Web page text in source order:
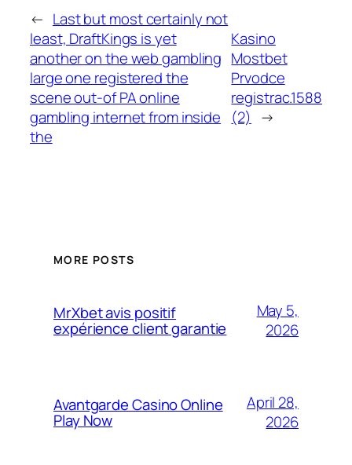
← Last but most certainly not
least, DraftKings is yet
another on the web gambling
large one registered the
scene out-of PA online
gambling internet from inside
the
Kasino
Mostbet
Prvodce
registrac.1588
(2) →
MORE POSTS
MrXbet avis positif
expérience client garantie
May 5,
2026
Avantgarde Casino Online
Play Now
April 28,
2026